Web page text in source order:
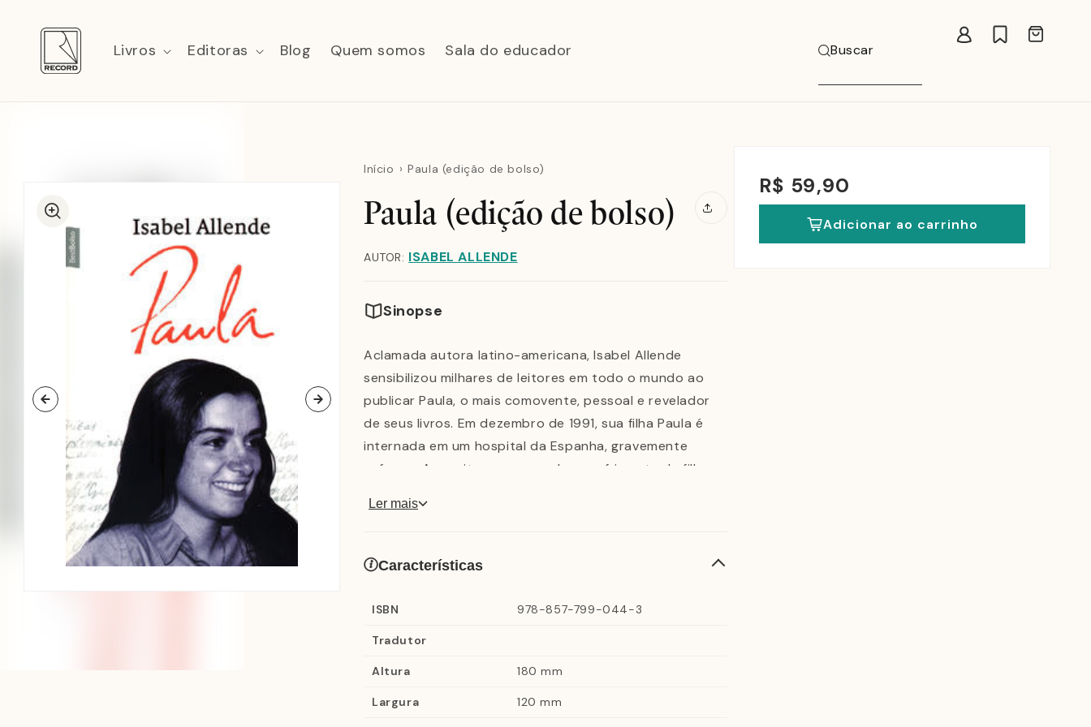
conteúdo
Livros Editoras Blog Quem somos Sala do educador Buscar
Carrinho
Início Paula (edição de bolso)
Paula (edição de bolso)
AUTOR: ISABEL ALLENDE
Sinopse
Aclamada autora latino-americana, Isabel Allende
sensibilizou milhares de leitores em todo o mundo ao
publicar Paula, o mais comovente, pessoal e revelador
de seus livros. Em dezembro de 1991, sua filha Paula é
internada em um hospital da Espanha, gravemente
enferma. A escritora acompanha o sofrimento da filha
irreversível, e escreve a história de sua família para a
desperte. Encantados, temos acesso às memórias de
ancestrais, sobre a sua juventude e seus segredos mais
altos dessa autobiografia inesquecível. Paula é uma
evocação e um hino à vida, escrito com força e coragem
Ler mais
Características
ISBN 978-857-799-044-3
Tradutor
Altura 180 mm
Largura 120 mm
R$ 59,90
Adicionar ao carrinho